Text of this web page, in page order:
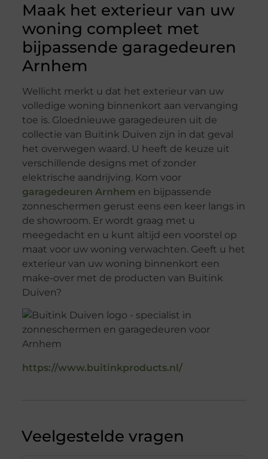
Maak het exterieur van uw
woning compleet met
bijpassende garagedeuren
Arnhem
Wellicht merkt u dat het exterieur van uw
volledige woning binnenkort aan vervanging
toe is. Gloednieuwe garagedeuren uit de
collectie van Buitink Duiven zijn in dat geval
het overwegen waard. U heeft de keuze uit
verschillende designs met of zonder
elektrische aandrijving. Kom voor
garagedeuren Arnhem en bijpassende
zonneschermen gerust eens een keer langs in
de showroom. Er wordt graag met u
meegedacht en u kunt altijd een voorstel op
maat voor uw woning verwachten. Geeft u het
exterieur van uw woning binnenkort een
make-over met de producten van Buitink
Duiven?
https://www.buitinkproducts.nl/
Veelgestelde vragen